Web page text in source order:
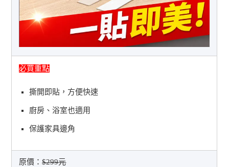
必買重點
撕開即貼，方便快速
廚房、浴室也適用
保護家具邊角
原價：$299元